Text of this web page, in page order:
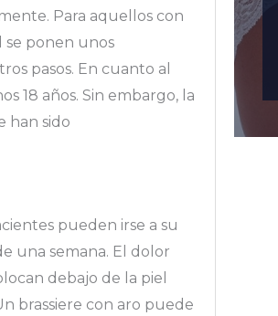
Para aquellos con
se ponen unos
pasos. En cuanto al
18 años. Sin embargo, la
han sido
pueden irse a su
una semana. El dolor
debajo de la piel
brassiere con aro puede